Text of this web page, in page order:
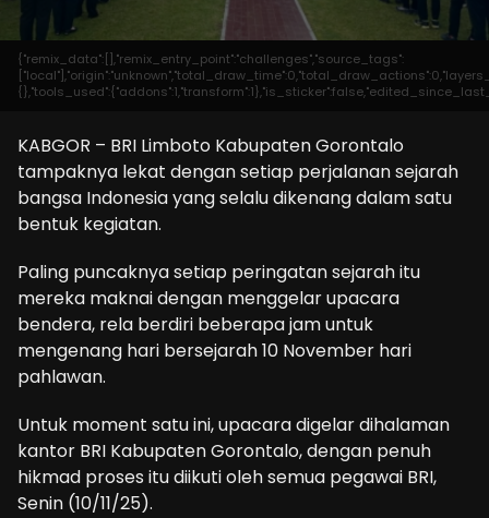
{"remix_data":[],"remix_entry_point":"challenges","source_tags":
KABGOR – BRI Limboto Kabupaten Gorontalo
tampaknya lekat dengan setiap perjalanan sejarah
bangsa Indonesia yang selalu dikenang dalam satu
bentuk kegiatan.
Paling puncaknya setiap peringatan sejarah itu
mereka maknai dengan menggelar upacara
bendera, rela berdiri beberapa jam untuk
mengenang hari bersejarah 10 November hari
pahlawan.
Untuk moment satu ini, upacara digelar dihalaman
kantor BRI Kabupaten Gorontalo, dengan penuh
hikmad proses itu diikuti oleh semua pegawai BRI,
Senin (10/11/25).